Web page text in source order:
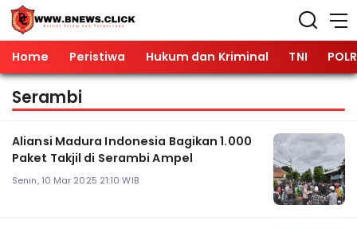
Home Peristiwa Hukum dan Kriminal TNI
Serambi
Aliansi Madura Indonesia Bagikan 1.000
Paket Takjil di Serambi Ampel
Senin, 10 Mar 2025 21:10 WIB